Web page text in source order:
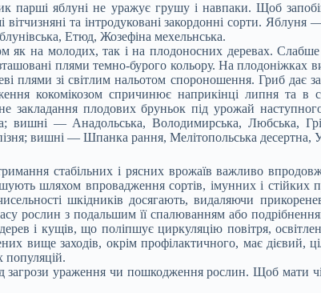
парші яблуні не уражує грушу і навпаки. Щоб
вітчизняні та інтродуковані закордонні сорти.
Етюд, Жозефіна мехельнська.
як на молодих, так і на плодоносних деревах.
плями темно-бурого кольору. На
плями зі світлим нальотом спороношення. Гриб
кокомікозом спричинює наприкінці липня та
закладання плодових бруньок під урожай
вишні — Анадольська, Володимирська, Любська,
вишні — Шпанка рання, Мелітопольська десертна,
стабільних і рясних врожаїв важливо
шляхом впровадження сортів, імунних і стійких
шкідників досягають, видаляючи
рослин з подальшим її спалюванням або
і кущів, що поліпшує циркуляцію повітря,
вище заходів, окрім профілактичного, має дієвий,
популяцій.
загрози ураження чи пошкодження рослин. Щоб мати